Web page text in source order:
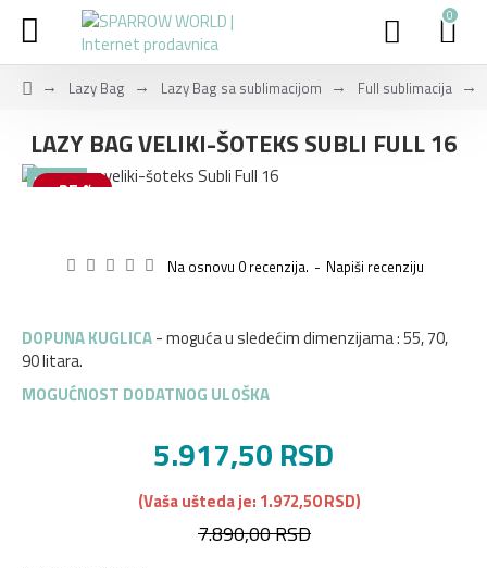
0
Lazy Bag Lazy Bag sa sublimacijom Full sublimacija
LAZY BAG VELIKI-ŠOTEKS SUBLI FULL 16
NOVO
-25 %
DOPUNA KUGLICA- moguća u sledećim dimenzijama : 55, 70,
90 litara.
MOGUĆNOST DODATNOG ULOŠKA
Na osnovu 0 recenzija. - Napiši recenziju
5.917,50 RSD
(Vaša ušteda je: 1.972,50 RSD)
7.890,00 RSD